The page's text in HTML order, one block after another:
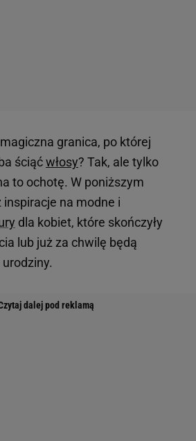
granica, po której
ściąćwłosy? Tak, ale tylko
to ochotę. W poniższym
na modne i
dla kobiet, które skończyły
lub już za chwilę będą